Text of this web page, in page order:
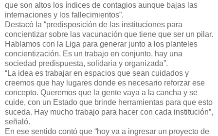
que son altos los índices de contagios aunque bajas las
internaciones y los fallecimientos”.
Destacó la “predisposición de las instituciones para
concientizar sobre las vacunación que tiene que ser un pilar.
Hablamos con la Liga para generar junto a los planteles
concientización. Es un trabajo en conjunto, hay una
sociedad predispuesta, solidaria y organizada”.
“La idea es trabajar en espacios que sean cuidados y
creemos que hay lugares donde es necesario reforzar ese
concepto. Queremos que la gente vaya a la cancha y se
cuide, con un Estado que brinde herramientas para que esto
suceda. Hay mucho trabajo para hacer con cada institución”,
señaló.
En ese sentido contó que “hoy va a ingresar un proyecto de